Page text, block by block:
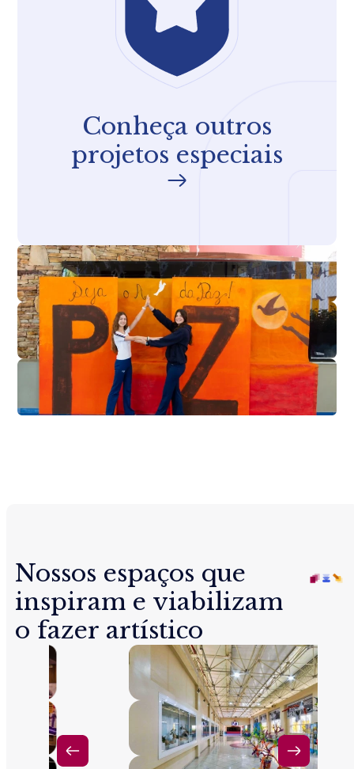
Conheça outros
projetos especiais
Nossos espaços que
inspiram e viabilizam
o fazer artístico